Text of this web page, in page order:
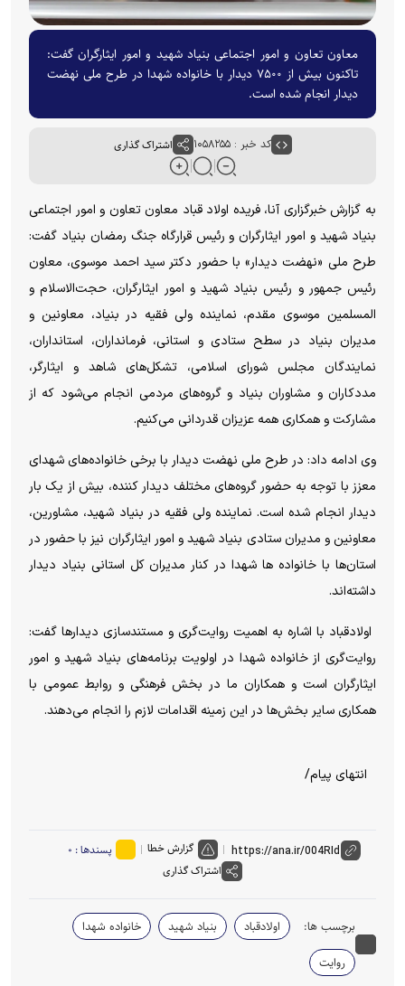
معاون تعاون و امور اجتماعی بنیاد شهید و امور ایثارگران گفت:
تاکنون بیش از ۷۵۰۰ دیدار با خانواده شهدا در طرح ملی نهضت
دیدار انجام شده است.
کد خبر : ۱۰۵۸۲۵۵ اشتراک گذاری
به گزارش خبرگزاری آنا،فریده اولاد قباد معاون تعاون و امور اجتماعی
بنیاد شهید و امور ایثارگران و رئیس قرارگاه جنگ رمضان بنیاد گفت:
طرح ملی «نهضت دیدار» با حضور دکتر سید احمد موسوی، معاون
رئیس جمهور و رئیس بنیاد شهید و امور ایثارگران، حجت‌الاسلام و
المسلمین موسوی مقدم، نماینده ولی فقیه در بنیاد، معاونین و
مدیران بنیاد در سطح ستادی و استانی، فرمانداران، استانداران،
نمایندگان مجلس شورای اسلامی، تشکل‌های شاهد و ایثارگر،
مددکاران و مشاوران بنیاد و گروه‌های مردمی انجام‌ می‌شود که از
مشارکت و همکاری همه عزیزان قدردانی می‌کنیم.
وی ادامه داد: در طرح ملی نهضت دیدار با برخی خانواده‌های شهدای
معزز با توجه به حضور گروه‌های مختلف دیدار کننده، بیش از یک بار
دیدار انجام شده است. نماینده ولی فقیه در بنیاد شهید، مشاورین،
معاونین و مدیران ستادی بنیاد شهید و امور ایثارگران نیز با حضور در
استان‌ها با خانواده ها شهدا در کنار مدیران کل استانی بنیاد دیدار
داشته‌اند.
اولادقباد با اشاره به اهمیت روایت‌گری و مستندسازی دیدارها گفت:
روایت‌گری از خانواده شهدا در اولویت برنامه‌های بنیاد شهید و امور
ایثارگران است و همکاران ما در بخش فرهنگی و روابط عمومی با
همکاری سایر بخش‌ها در این زمینه اقدامات لازم را انجام می‌دهند.
انتهای پیام/
گزارش خطا پسندها : ۰
اشتراک گذاری
برچسب ها: اولادقباد بنیاد شهید
خانواده شهدا
روایت